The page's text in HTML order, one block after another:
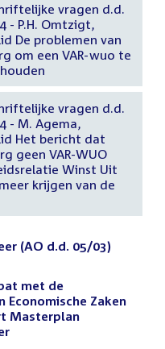
vragen d.d.
- P.H. Omtzigt,
De problemen van
om een VAR-wuo te
vragen d.d.
- M. Agema,
Het bericht dat
geen VAR-WUO
Winst Uit
krijgen van de
(AO d.d. 05/03)
met de
Economische Zaken
Masterplan